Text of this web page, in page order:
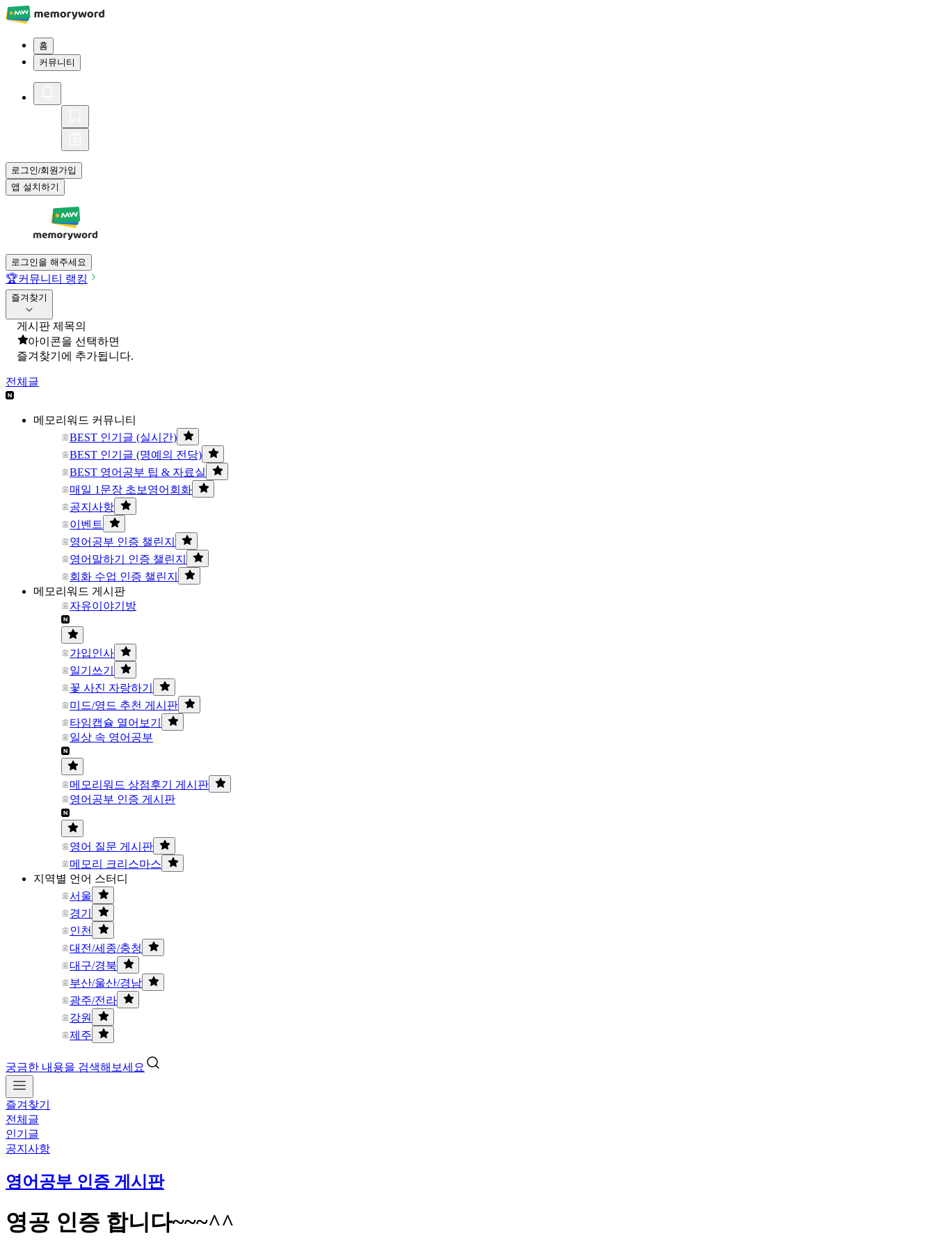
홈
커뮤니티
로그인/회원가입
앱 설치하기
로그인을 해주세요
🏆커뮤니티 랭킹
즐겨찾기
게시판 제목의
아이콘을 선택하면
즐겨찾기에 추가됩니다.
전체글
메모리워드 커뮤니티
BEST 인기글 (실시간)
BEST 인기글 (명예의 전당)
BEST 영어공부 팁 & 자료실
매일 1문장 초보영어회화
공지사항
이벤트
영어공부 인증 챌린지
영어말하기 인증 챌린지
회화 수업 인증 챌린지
메모리워드 게시판
자유이야기방
가입인사
일기쓰기
꽃 사진 자랑하기
미드/영드 추천 게시판
타임캡슐 열어보기
일상 속 영어공부
메모리워드 상점후기 게시판
영어공부 인증 게시판
영어 질문 게시판
메모리 크리스마스
지역별 언어 스터디
서울
경기
인천
대전/세종/충청
대구/경북
부산/울산/경남
광주/전라
강원
제주
궁금한 내용을 검색해보세요
즐겨찾기
전체글
인기글
공지사항
영어공부 인증 게시판
영공 인증 합니다~~~^^